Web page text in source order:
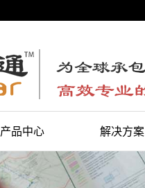
产品中心 解决方案